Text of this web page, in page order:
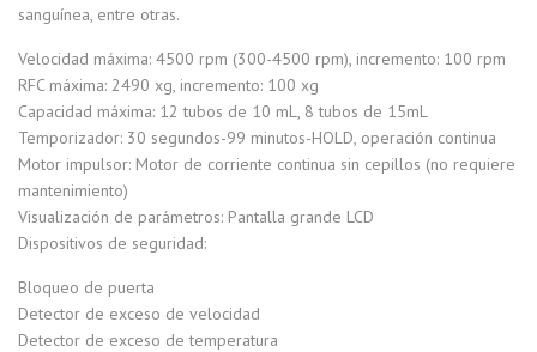
sanguínea, entre otras.
Velocidad máxima: 4500 rpm (300-4500 rpm), incremento: 100 rpm
RFC máxima: 2490 xg, incremento: 100 xg
Capacidad máxima: 12 tubos de 10 mL, 8 tubos de 15mL
Temporizador: 30 segundos-99 minutos-HOLD, operación continua
Motor impulsor: Motor de corriente continua sin cepillos (no requiere
mantenimiento)
Visualización de parámetros: Pantalla grande LCD
Dispositivos de seguridad:
Bloqueo de puerta
Detector de exceso de velocidad
Detector de exceso de temperatura